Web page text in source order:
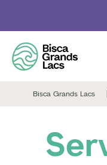
main
content
Bisca Grands Lacs